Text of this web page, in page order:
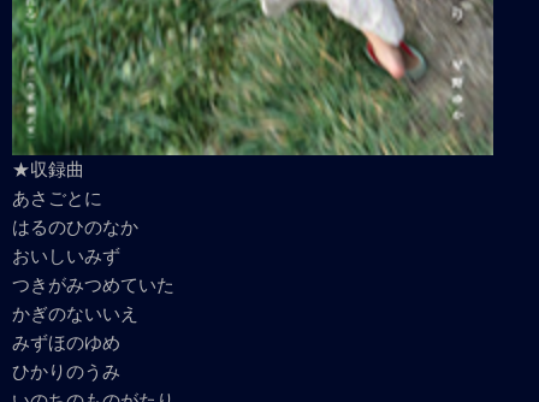
★収録曲
あさごとに
はるのひのなか
おいしいみず
つきがみつめていた
かぎのないいえ
みずほのゆめ
ひかりのうみ